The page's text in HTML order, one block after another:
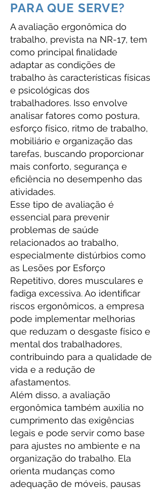
PARA QUE SERVE?
A avaliação ergonômica do
trabalho, prevista na NR-17, tem
como principal finalidade
adaptar as condições de
trabalho às características físicas
e psicológicas dos
trabalhadores. Isso envolve
analisar fatores como postura,
esforço físico, ritmo de trabalho,
mobiliário e organização das
tarefas, buscando proporcionar
mais conforto, segurança e
eficiência no desempenho das
atividades.
Esse tipo de avaliação é
essencial para prevenir
problemas de saúde
relacionados ao trabalho,
especialmente distúrbios como
as Lesões por Esforço
Repetitivo, dores musculares e
fadiga excessiva. Ao identificar
riscos ergonômicos, a empresa
pode implementar melhorias
que reduzam o desgaste físico e
mental dos trabalhadores,
contribuindo para a qualidade de
vida e a redução de
afastamentos.
Além disso, a avaliação
ergonômica também auxilia no
cumprimento das exigências
legais e pode servir como base
para ajustes no ambiente e na
organização do trabalho. Ela
orienta mudanças como
adequação de móveis, pausas